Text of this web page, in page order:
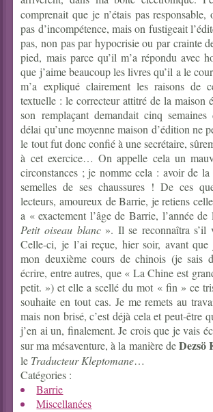
comprenait que je n’étais pas responsable,
pas d’incompétence, mais on fustigeait
pas, non pas par hypocrisie ou par crainte
pied, mais parce qu’il m’a répondu avec
que j’aime beaucoup les livres qu’il a le
m’a expliqué clairement les raisons de
textuelle : le correcteur attitré de la maison
son remplaçant demandait cinq
délai qu’une moyenne maison d’édition ne
le tout fut donc confié à une secrétaire,
à cet exercice… On appelle cela un
circonstances ; je nomme cela : avoir de la
semelles de ses chaussures ! De ces
lecteurs, amoureux de Barrie, je retiens
a « exactement l’âge de Barrie, l’année
Petit oiseau blanc». Il se reconnaîtra s’il
Celle-ci, je l’ai reçue, hier soir, avant
mon deuxième cours de chinois (je sais
écrire, entre autres, que « La Chine est
petit. ») et elle a scellé du mot « fin » ce
souhaite en tout cas. Je me remets au
mais non brisé, c’est déjà cela et peut-être
j’en ai un, finalement. Je crois que je vais
sur ma mésaventure, à la manière deDezsö
le Traducteur Kleptomane…
Catégories :
Barrie
Miscellanées